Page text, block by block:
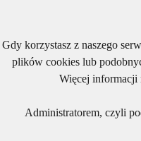
Gdy korzystasz z naszego
plików cookies lub
Więcej informacji
Administratorem, czyli